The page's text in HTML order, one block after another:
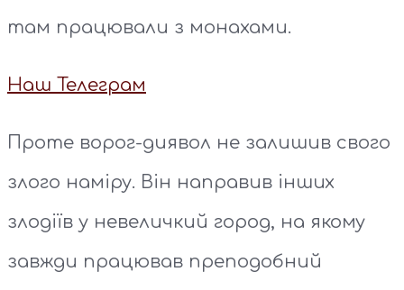
там працювали з монахами.
Наш Телеграм
Проте ворог-диявол не залишив свого
злого наміру. Він направив інших
злодіїв у невеличкий город, на якому
завжди працював преподобний